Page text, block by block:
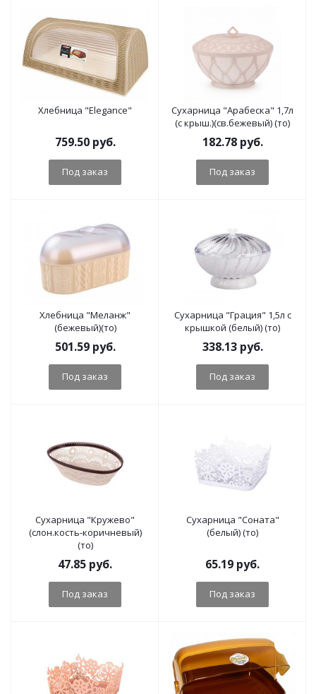
Хлебница "Elegance"
759.50руб.
Под заказ
Сухарница "Арабеска" 1,7л
(с крыш.)(св.бежевый) (то)
182.78руб.
Под заказ
Хлебница "Меланж"
(бежевый)(то)
501.59руб.
Под заказ
Сухарница "Грация" 1,5л с
крышкой (белый) (то)
338.13руб.
Под заказ
Сухарница "Кружево"
(слон.кость-коричневый)
(то)
47.85 руб.
Под заказ
Сухарница "Соната"
(белый) (то)
65.19 руб.
Под заказ